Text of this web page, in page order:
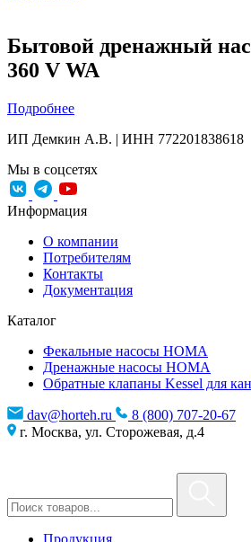
Бытовой дренажный
360 V WA
Подробнее
ИП Демкин А.В. | ИНН 772201838618
Мы в соцсетях
Информация
О компании
Потребителям
Контакты
Документация
Каталог
Фекальные насосы HOMA
Дренажные насосы HOMA
Обратные клапаны Kessel для
dav@horteh.ru
8 (800) 707-20-67
г. Москва, ул. Сторожевая, д.4
Продукция